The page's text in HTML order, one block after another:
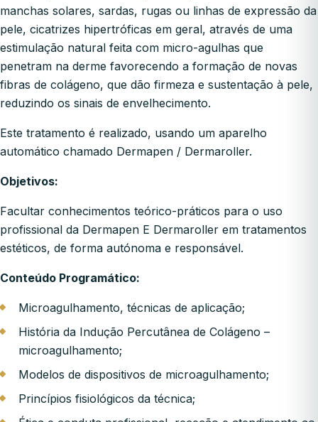
manchas solares, sardas, rugas ou linhas de expressão da
pele, cicatrizes hipertróficas em geral, através de uma
estimulação natural feita com micro-agulhas que
penetram na derme favorecendo a formação de novas
fibras de colágeno, que dão firmeza e sustentação à pele,
reduzindo os sinais de envelhecimento.
Este tratamento é realizado, usando um aparelho
automático chamado Dermapen / Dermaroller.
Objetivos:
Facultar conhecimentos teórico-práticos para o uso
profissional da Dermapen E Dermaroller em tratamentos
estéticos, de forma autónoma e responsável.
Conteúdo Programático:
Microagulhamento, técnicas de aplicação;
História da Indução Percutânea de Colágeno –
microagulhamento;
Modelos de dispositivos de microagulhamento;
Princípios fisiológicos da técnica;